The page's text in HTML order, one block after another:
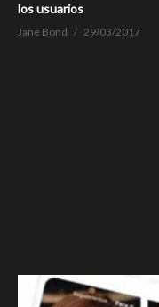
los usuarios
Jane Bond 29/03/2017